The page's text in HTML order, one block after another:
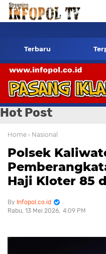
Kontak Redaksi-
Terbaru
Hot Post
Home › Nasional
Polsek
Haji Kloter 85
Infopol.co.id
Rabu, 13 Mei 2026 4:09 PM